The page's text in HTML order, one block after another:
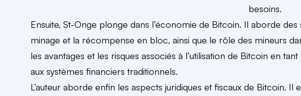
besoins.
Ensuite, St-Onge plonge dans l’économie de Bitcoin. Il aborde
minage et la récompense en bloc, ainsi que le rôle des mineurs
les avantages et les risques associés à l’utilisation de Bitcoin en
aux systèmes financiers traditionnels.
L’auteur aborde enfin les aspects juridiques et fiscaux de Bitcoin.